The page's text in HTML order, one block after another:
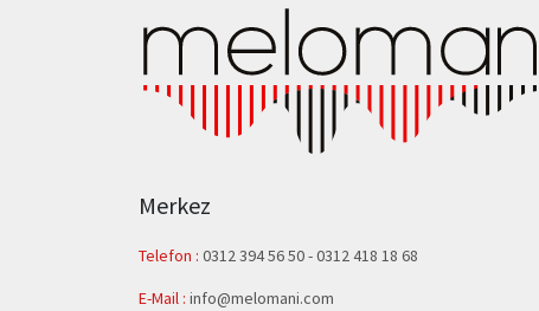
Merkez
Telefon : 0312 394 56 50-0312 418 18 68
E-Mail : info@melomani.com